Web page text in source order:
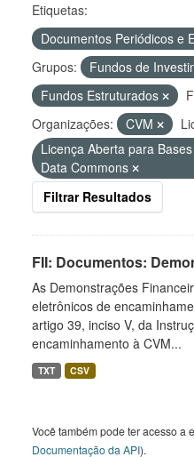
Etiquetas:
Documentos Periódicos e
Grupos:
Fundos de
Fundos Estruturados
Organizações:
CVM
Licença Aberta para
Data Commons
Filtrar Resultados
FII: Documentos:
As Demonstrações
eletrônicos de
artigo 39, inciso V, da
encaminhamento à CVM...
TXT CSV
Você também pode ter acesso a
Documentação da API).